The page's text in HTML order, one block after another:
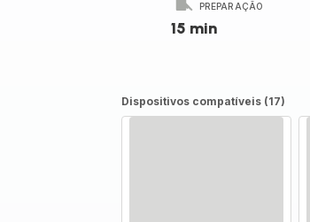
PREPARAÇÃO
15 min
Dispositivos compatíveis (17)